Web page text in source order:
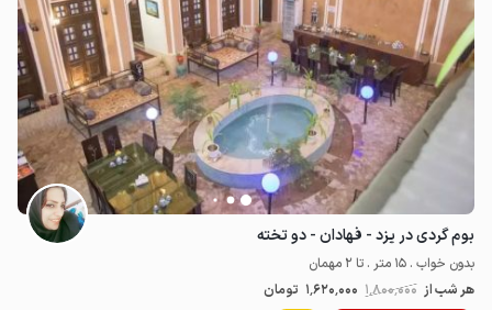
بوم گردی در یزد - فهادان - دو تخته
بدون خواب . 15 متر . تا 2 مهمان
هر شب از 1٬800٬000 1٬620٬000 تومان